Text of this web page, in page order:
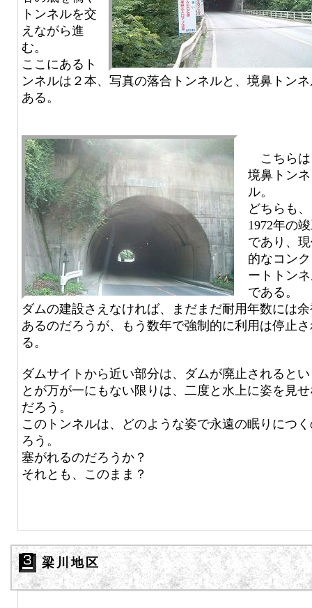
トンネルを交
えながら進
む。
ここにあるト
ンネルは２本、写真の落合トンネルと、境鼻トン
ある。
こちらは
境鼻トンネ
ル。
どちらも、
1972年の
であり、
的なコン
ートトン
である。
ダムの建設さえなければ、まだまだ耐用年数には
あるのだろうが、もう数年で強制的に利用は停止
る。
ダムサイトから近い部分は、ダムが廃止されると
とが万が一にもない限りは、二度と水上に姿を見
だろう。
このトンネルは、どのような姿で永遠の眠りにつ
ろう。
塞がれるのだろうか？
それとも、このまま？
梁川地区